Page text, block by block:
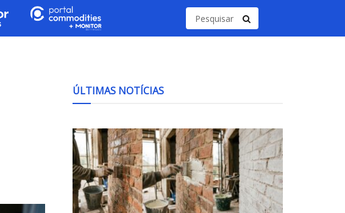
ÚLTIMAS NOTÍCIAS